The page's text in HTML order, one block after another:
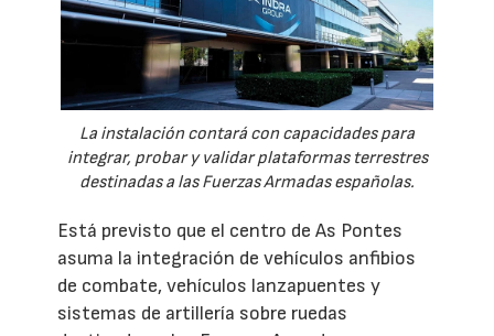
La instalación contará con capacidades para
integrar, probar y validar plataformas terrestres
destinadas a las Fuerzas Armadas españolas.
Está previsto que el centro de As Pontes
asuma la integración de vehículos anfibios
de combate, vehículos lanzapuentes y
sistemas de artillería sobre ruedas